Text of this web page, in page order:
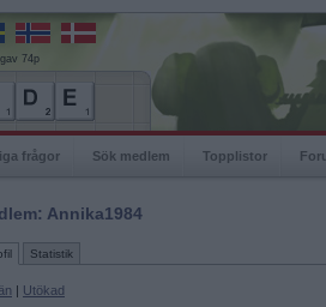
74p
frågor Sök medlem Topplistor
Annika1984
Statistik
| Utökad